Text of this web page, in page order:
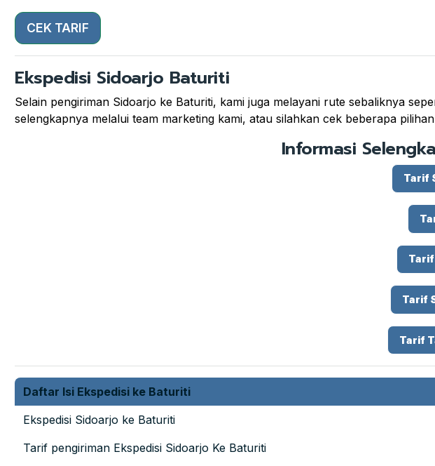
CEK TARIF
Ekspedisi Sidoarjo Baturiti
Selain pengiriman Sidoarjo ke Baturiti, kami juga melayani rute sebaliknya
selengkapnya melalui team marketing kami, atau silahkan cek beberapa
Informasi
Tarif
Tarif
Tarif
Daftar Isi Ekspedisi ke Baturiti
Ekspedisi Sidoarjo ke Baturiti
Tarif pengiriman Ekspedisi Sidoarjo Ke Baturiti